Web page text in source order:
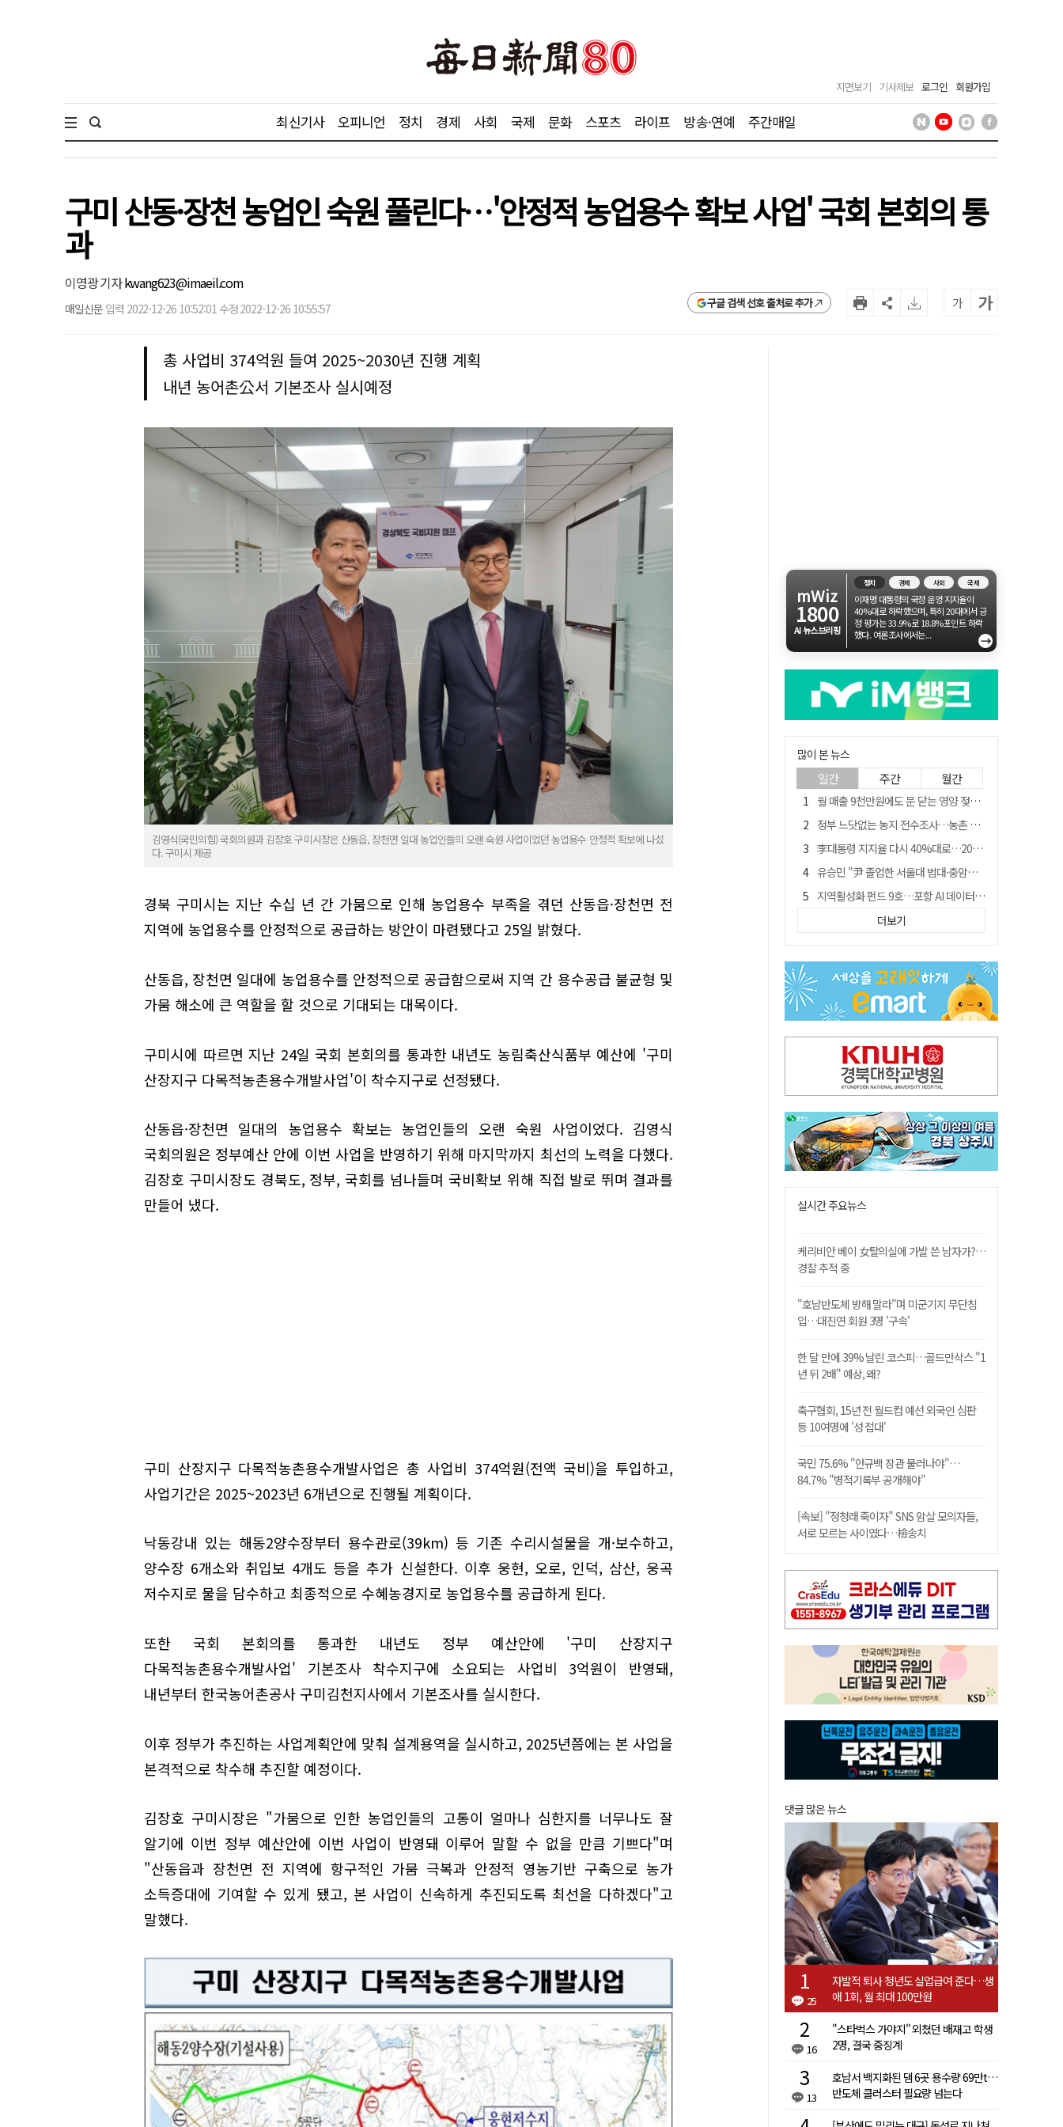
지면보기 기사제보 로그인 회원가입
최신기사 오피니언 정치 경제 사회 국제 문화 스포츠 라이프 방송·연예 주간매일
구미 산동·장천 농업인 숙원 풀린다…'안정적 농업용수 확보 사업' 국회 본회의 통
과
이영광 기자kwang623@imaeil.com
매일신문 입력 2022-12-26 10:52:01 수정 2022-12-26 10:55:57 구글 검색 선호 출처로 추가 가 가
총 사업비 374억원 들여 2025~2030년 진행 계획
내년 농어촌公서 기본조사 실시예정
김영식(국민의힘) 국회의원과 김장호 구미시장은 산동읍, 장천면 일대 농업인들의 오랜 숙원 사업이었던 농업용수 안정적 확보에 나섰
다. 구미시 제공
경북 구미시는 지난 수십 년 간 가뭄으로 인해 농업용수 부족을 겪던 산동읍·장천면 전
지역에 농업용수를 안정적으로 공급하는 방안이 마련됐다고 25일 밝혔다.
산동읍, 장천면 일대에 농업용수를 안정적으로 공급함으로써 지역 간 용수공급 불균형 및
가뭄 해소에 큰 역할을 할 것으로 기대되는 대목이다.
구미시에 따르면 지난 24일 국회 본회의를 통과한 내년도 농림축산식품부 예산에 '구미
산장지구 다목적농촌용수개발사업'이 착수지구로 선정됐다.
산동읍·장천면 일대의 농업용수 확보는 농업인들의 오랜 숙원 사업이었다. 김영식
국회의원은 정부예산 안에 이번 사업을 반영하기 위해 마지막까지 최선의 노력을 다했다.
김장호 구미시장도 경북도, 정부, 국회를 넘나들며 국비확보 위해 직접 발로 뛰며 결과를
만들어 냈다.
구미 산장지구 다목적농촌용수개발사업은 총 사업비 374억원(전액 국비)을 투입하고,
사업기간은 2025~2023년 6개년으로 진행될 계획이다.
낙동강내 있는 해동2양수장부터 용수관로(39km) 등 기존 수리시설물을 개·보수하고,
양수장 6개소와 취입보 4개도 등을 추가 신설한다. 이후 웅현, 오로, 인덕, 삼산, 웅곡
저수지로 물을 담수하고 최종적으로 수혜농경지로 농업용수를 공급하게 된다.
또한 국회 본회의를 통과한 내년도 정부 예산안에 '구미 산장지구
다목적농촌용수개발사업' 기본조사 착수지구에 소요되는 사업비 3억원이 반영돼,
내년부터 한국농어촌공사 구미김천지사에서 기본조사를 실시한다.
이후 정부가 추진하는 사업계획안에 맞춰 설계용역을 실시하고, 2025년쯤에는 본 사업을
본격적으로 착수해 추진할 예정이다.
김장호 구미시장은 "가뭄으로 인한 농업인들의 고통이 얼마나 심한지를 너무나도 잘
알기에 이번 정부 예산안에 이번 사업이 반영돼 이루어 말할 수 없을 만큼 기쁘다"며
"산동읍과 장천면 전 지역에 항구적인 가뭄 극복과 안정적 영농기반 구축으로 농가
소득증대에 기여할 수 있게 됐고, 본 사업이 신속하게 추진되도록 최선을 다하겠다"고
말했다.
mWiz
1800
AI 뉴스브리핑
정치 경제 사회 국제
이재명 대통령의 국정 운영 지지율이
40%대로 하락했으며, 특히 20대에서 긍
정 평가는 33.9%로 18.8%포인트 하락
했다. 여론조사에서는...
→
많이 본 뉴스
일간 주간 월간
월 매출 9천만원에도 문 닫는 영양 젖소농장… "일할 사람이 없어"
정부 느닷없는 농지 전수조사…농촌 들쑤시는 '경자유전'의 칼날
李대통령 지지율 다시 40%대로…20대는 18.8%p 급락
유승민 "尹 졸업한 서울대 법대·충암고도 없애야"…李 육사 통합 직격
지역활성화 펀드 9호…포항 AI 데이터센터에 6천억 투입
국민 51.9% "李 대통령 재판 재개 필요하다"
경북 영천시, 9월부터 11월까지 반값 여행 혜택 제공
아쉬운 태클
'솔리다임 IPO 추진설' SK하이닉스, 주가 9% 급락
더보기
실시간 주요뉴스
케리비안 베이 女탈의실에 가발 쓴 남자가?…
경찰 추적 중
"호남반도체 방해 말라"며 미군기지 무단침
입…대진연 회원 3명 '구속'
한 달 만에 39% 날린 코스피…골드만삭스 "1
년 뒤 2배" 예상, 왜?
축구협회, 15년 전 월드컵 예선 외국인 심판
등 10여명에 '성 접대'
국민 75.6% "안규백 장관 물러나야"…
84.7% "병적기록부 공개해야"
[속보] "정청래 죽이자" SNS 암살 모의자들,
서로 모르는 사이였다…檢송치
댓글 많은 뉴스
25
자발적 퇴사 청년도 실업급여 준다…생
애 1회, 월 최대 100만원
16
"스타벅스 가야지" 외쳤던 배재고 학생
2명, 결국 중징계
13
호남서 백지화된 댐 6곳 용수량 69만t…
반도체 클러스터 필요량 넘는다